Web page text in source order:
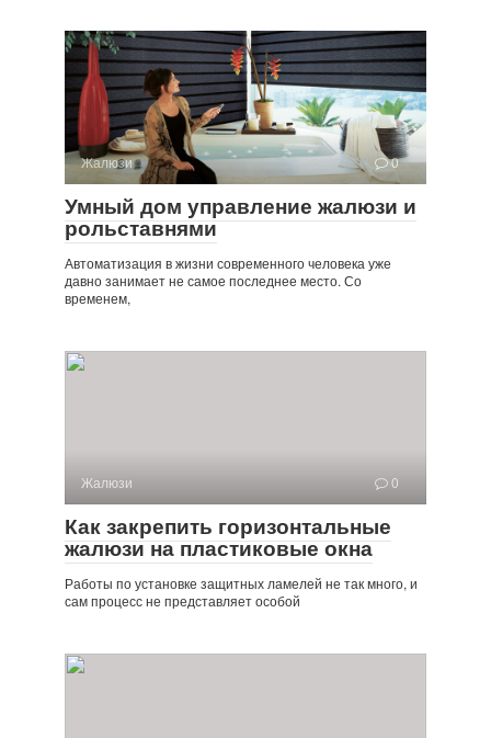
Жалюзи 0
Умный дом управление жалюзи и
рольставнями
Автоматизация в жизни современного человека уже
давно занимает не самое последнее место. Со
временем,
Жалюзи 0
Как закрепить горизонтальные
жалюзи на пластиковые окна
Работы по установке защитных ламелей не так много, и
сам процесс не представляет особой